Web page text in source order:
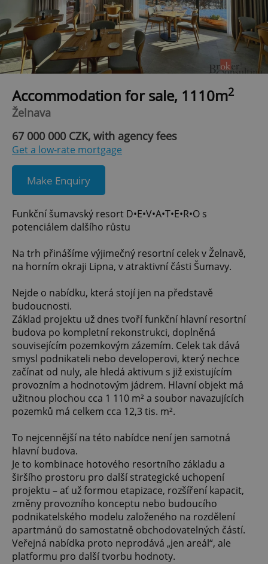
Accommodation for sale, 1110m2
Želnava
67 000 000 CZK, with agency fees
Get a low-rate mortgage
Make Enquiry
Funkční šumavský resort D•E•V•A•T•E•R•O s
potenciálem dalšího růstu
Na trh přinášíme výjimečný resortní celek v Želnavě,
na horním okraji Lipna, v atraktivní části Šumavy.
Nejde o nabídku, která stojí jen na představě
budoucnosti.
Základ projektu už dnes tvoří funkční hlavní resortní
budova po kompletní rekonstrukci, doplněná
souvisejícím pozemkovým zázemím. Celek tak dává
smysl podnikateli nebo developerovi, který nechce
začínat od nuly, ale hledá aktivum s již existujícím
provozním a hodnotovým jádrem. Hlavní objekt má
užitnou plochou cca 1 110 m² a soubor navazujících
pozemků má celkem cca 12,3 tis. m².
To nejcennější na této nabídce není jen samotná
hlavní budova.
Je to kombinace hotového resortního základu a
širšího prostoru pro další strategické uchopení
projektu – ať už formou etapizace, rozšíření kapacit,
změny provozního konceptu nebo budoucího
podnikatelského modelu založeného na rozdělení
apartmánů do samostatně obchodovatelných částí.
Veřejná nabídka proto neprodává „jen areál“, ale
platformu pro další tvorbu hodnoty.